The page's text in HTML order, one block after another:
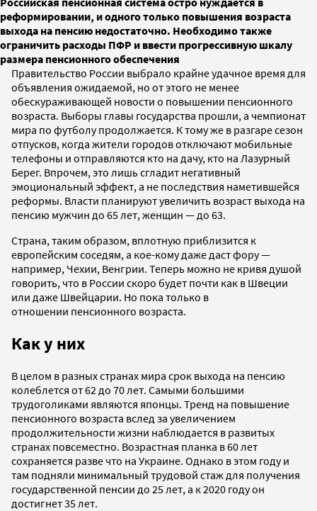
реформировании, и одного только повышения возраста
выхода на пенсию недостаточно. Необходимо также
ограничить расходы ПФР и ввести прогрессивную шкалу
размера пенсионного обеспечения
Правительство России выбрало крайне удачное время для
объявления ожидаемой, но от этого не менее
обескураживающей новости о повышении пенсионного
возраста. Выборы главы государства прошли, а чемпионат
мира по футболу продолжается. К тому же в разгаре сезон
отпусков, когда жители городов отключают мобильные
телефоны и отправляются кто на дачу, кто на Лазурный
Берег. Впрочем, это лишь сгладит негативный
эмоциональный эффект, а не последствия наметившейся
реформы. Власти планируют увеличить возраст выхода на
пенсию мужчин до 65 лет, женщин — до 63.
Страна, таким образом, вплотную приблизится к
европейским соседям, а кое-кому даже даст фору —
например, Чехии, Венгрии. Теперь можно не кривя душой
говорить, что в России скоро будет почти как в Швеции
или даже Швейцарии. Но пока только в
отношении пенсионного возраста.
Как у них
В целом в разных странах мира срок выхода на пенсию
колеблется от 62 до 70 лет. Самыми большими
трудоголиками являются японцы. Тренд на повышение
пенсионного возраста вслед за увеличением
продолжительности жизни наблюдается в развитых
странах повсеместно. Возрастная планка в 60 лет
сохраняется разве что на Украине. Однако в этом году и
там подняли минимальный трудовой стаж для получения
государственной пенсии до 25 лет, а к 2020 году он
достигнет 35 лет.